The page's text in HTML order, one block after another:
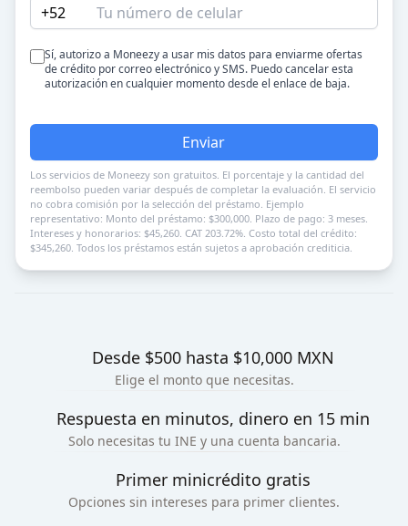
+52
Sí, autorizo a Moneezy a usar mis datos para enviarme ofertas
de crédito por correo electrónico y SMS. Puedo cancelar esta
autorización en cualquier momento desde el enlace de baja.
Enviar
Los servicios de Moneezy son gratuitos. El porcentaje y la cantidad del
reembolso pueden variar después de completar la evaluación. El servicio
no cobra comisión por la selección del préstamo. Ejemplo
representativo: Monto del préstamo: $300,000. Plazo de pago: 3 meses.
Intereses y honorarios: $45,260. CAT 203.72%. Costo total del crédito:
$345,260. Todos los préstamos están sujetos a aprobación crediticia.
Desde $500 hasta $10,000 MXN
Elige el monto que necesitas.
Respuesta en minutos, dinero en 15 min
Solo necesitas tu INE y una cuenta bancaria.
Primer minicrédito gratis
Opciones sin intereses para primer clientes.